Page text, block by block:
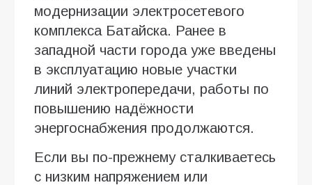
модернизации электросетевого
комплекса Батайска. Ранее в
западной части города уже введены
в эксплуатацию новые участки
линий электропередачи, работы по
повышению надёжности
энергоснабжения продолжаются.
Если вы по-прежнему сталкиваетесь
с низким напряжением или